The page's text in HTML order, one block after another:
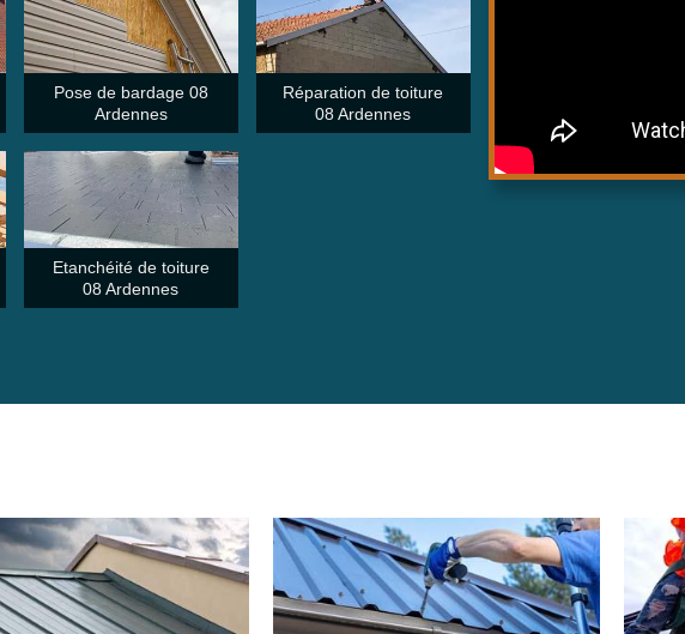
Pose de bardage 08
Ardennes
Réparation de toiture
08 Ardennes
Etanchéité de toiture
08 Ardennes